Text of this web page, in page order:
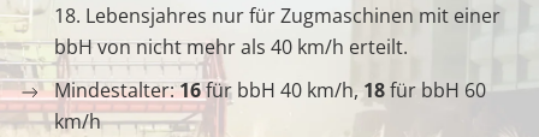
18. Lebensjahres nur für Zugmaschinen mit einer
bbH von nicht mehr als 40 km/h erteilt.
Mindestalter:16für bbH 40 km/h, 18für bbH 60
km/h